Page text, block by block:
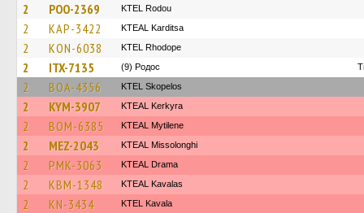
2 POO-2369 ΚΤΕL Rodou
2 KAP-3422 KTEAL Karditsa
2 KON-6038 KTEL Rhodope
2 ITX-7135 (9) Родос
2 BOA-4356 KTEL Skopelos
2 KYM-3907 KTEAL Kerkyra
2 BOM-6385 KTEAL Mytilene
2 MEZ-2043 KTEAL Missolonghi
2 PMK-3063 KTEAL Drama
2 KBM-1348 KTEAL Kavalas
2 KN-3434 KTEL Kavala